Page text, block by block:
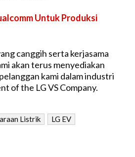
Untuk Produksi
canggih serta kerjasama
akan terus menyediakan
kami dalam industri
of the LG VS Company.
Listrik LG EV